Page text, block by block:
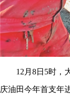
12月8日5时，
庆油田今年首支年